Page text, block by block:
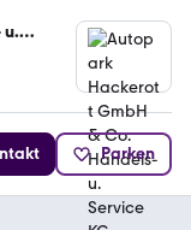
u.
Parken